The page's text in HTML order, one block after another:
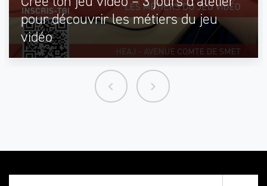
pour découvrir les métiers du jeu
vidéo
keyboard_arrow_left keyboard_arrow_right